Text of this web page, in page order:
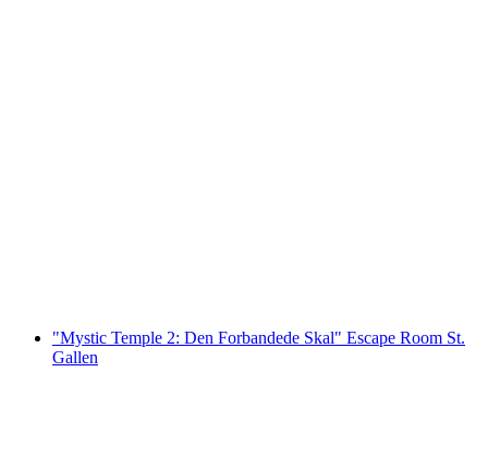
"Mystic Temple 2: Den Forbandede Skal" Escape Room St.
Gallen